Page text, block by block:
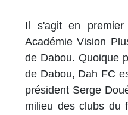
Il s'agit en premier
Académie Vision
de Dabou. Quoique
de Dabou, Dah FC
président Serge
milieu des clubs du